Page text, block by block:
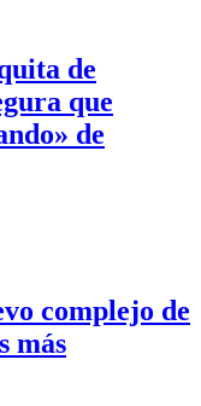
de
que
de
complejo de
más